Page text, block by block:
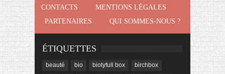
CONTACTS
MENTIONS LÉGALES
PARTENAIRES
QUI SOMMES-NOUS ?
ÉTIQUETTES
beauté bio biotyfull box birchbox